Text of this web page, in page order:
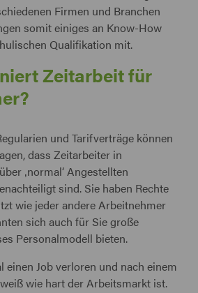
Firmen und Branchen
somit einiges an Know-How
Qualifikation mit.
Zeitarbeit für
und Tarifverträge können
dass Zeitarbeiter in
‚normal‘ Angestellten
sind. Sie haben Rechte
wie jeder andere Arbeitnehmer
sich auch für Sie große
Personalmodell bieten.
einen Job verloren und nach einem
wie hart der Arbeitsmarkt ist.